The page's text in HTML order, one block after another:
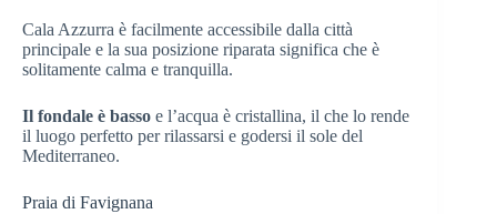
Cala Azzurra è facilmente accessibile dalla città
principale e la sua posizione riparata significa che è
solitamente calma e tranquilla.
Il fondale è basso e l’acqua è cristallina, il che lo rende
il luogo perfetto per rilassarsi e godersi il sole del
Mediterraneo.
Praia di Favignana